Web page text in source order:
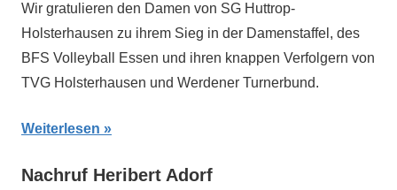
Wir gratulieren den Damen von SG Huttrop-
Holsterhausen zu ihrem Sieg in der Damenstaffel, des
BFS Volleyball Essen und ihren knappen Verfolgern von
TVG Holsterhausen und Werdener Turnerbund.
Weiterlesen
Nachruf Heribert Adorf